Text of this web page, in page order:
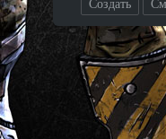
Создать